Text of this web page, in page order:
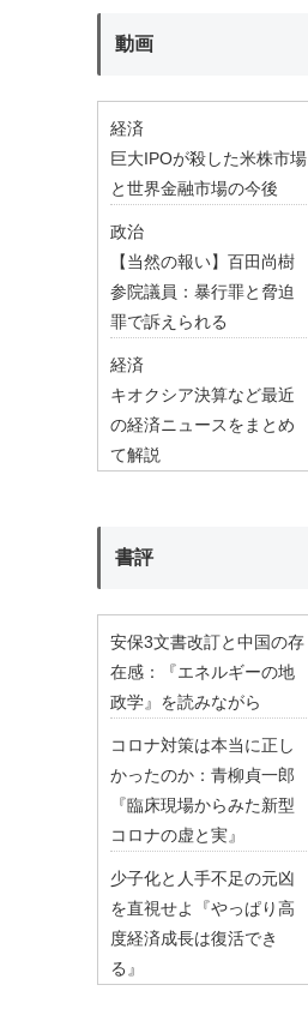
動画
経済
巨大IPOが殺した米株市場
と世界金融市場の今後
政治
【当然の報い】百田尚樹
参院議員：暴行罪と脅迫
罪で訴えられる
経済
キオクシア決算など最近
の経済ニュースをまとめ
て解説
書評
安保3文書改訂と中国の存
在感：『エネルギーの地
政学』を読みながら
コロナ対策は本当に正し
かったのか：青柳貞一郎
『臨床現場からみた新型
コロナの虚と実』
少子化と人手不足の元凶
を直視せよ『やっぱり高
度経済成長は復活でき
る』